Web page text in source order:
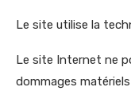
Le site utilise la
Le site Internet ne
dommages